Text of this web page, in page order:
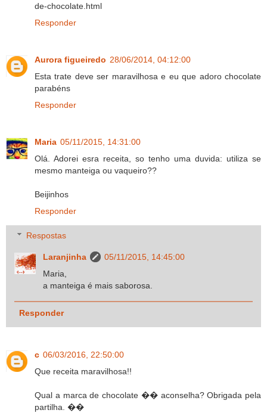
de-chocolate.html
Responder
Aurora figueiredo 28/06/2014, 04:12:00
Esta trate deve ser maravilhosa e eu que adoro chocolate
parabéns
Responder
Maria 05/11/2015, 14:31:00
Olá. Adorei esra receita, so tenho uma duvida: utiliza se
mesmo manteiga ou vaqueiro??
Beijinhos
Responder
Respostas
Laranjinha
05/11/2015, 14:45:00
Maria,
a manteiga é mais saborosa.
Responder
c 06/03/2016, 22:50:00
Que receita maravilhosa!!
Qual a marca de chocolate �� aconselha? Obrigada pela
partilha. ��